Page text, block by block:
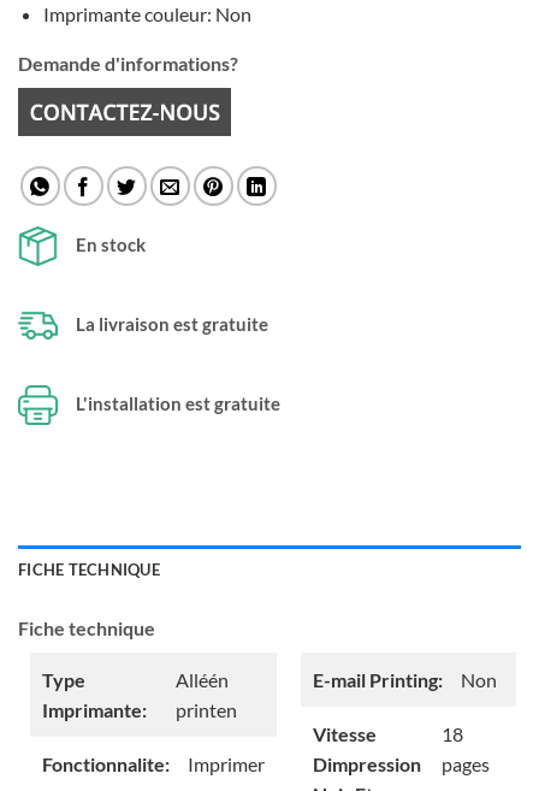
Imprimante couleur: Non
Demande d'informations?
En stock
La livraison est gratuite
L'installation est gratuite
FICHE TECHNIQUE
Fiche technique
Type
Imprimante:
Alléén
printen
Fonctionnalite: Imprimer
E-mail Printing: Non
Vitesse
Dimpression
18
pages